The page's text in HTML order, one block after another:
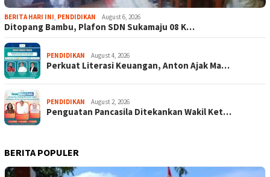
BERITA HARI INI PENDIDIKAN August 6, 2026
Ditopang Bambu, Plafon SDN Sukamaju 08 K…
PENDIDIKAN August 4, 2026
Perkuat Literasi Keuangan, Anton Ajak Ma…
PENDIDIKAN August 2, 2026
Penguatan Pancasila Ditekankan Wakil Ket…
BERITA POPULER